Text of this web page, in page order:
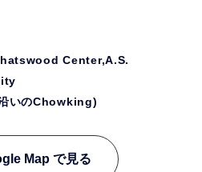
Center,A.S.
いのChowking)
Map で見る